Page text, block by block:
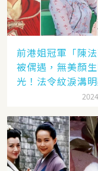
前港姐冠軍「陳法
被偶遇，無美顏
光！法令紋淚溝
嘆：「絕世美女